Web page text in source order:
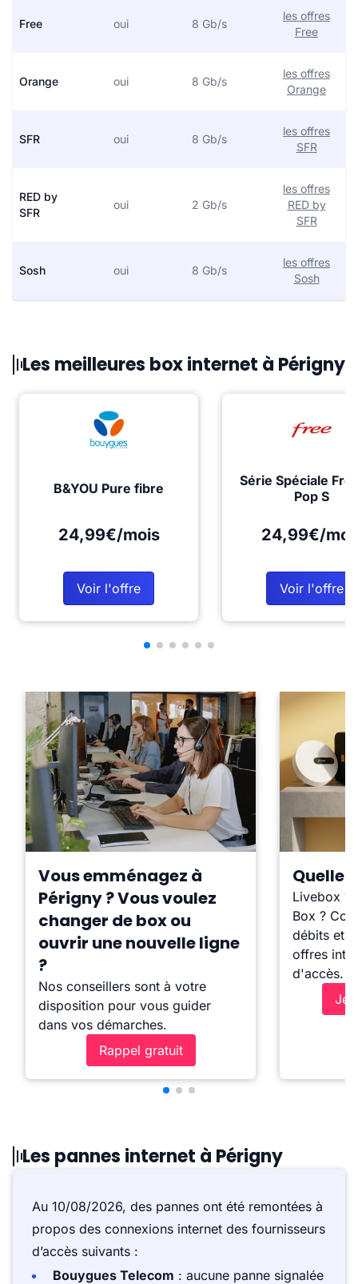
Free oui 8 Gb/s
les offres
Free
Orange oui 8 Gb/s
les offres
Orange
SFR oui 8 Gb/s
les offres
SFR
RED by
SFR
oui 2 Gb/s
les offres
RED by
SFR
Sosh oui 8 Gb/s
les offres
Sosh
Les meilleures box internet à Périgny
B&YOU Pure fibre
24,99€/mois
Voir l'offre
Série Spéciale
Pop S
24,99€/
Voir l'offre
Vous emménagez à
Périgny ? Vous voulez
changer de box ou
ouvrir une nouvelle ligne
?
Nos conseillers sont à votre
disposition pour vous guider
dans vos démarches.
Rappel gratuit
Quelle
Livebox ?
Box ?
débits et
offres
d'accès.
Je
Les pannes internet à Périgny
Au 10/08/2026, des pannes ont été remontées à
propos des connexions internet des fournisseurs
d’accès suivants :
Bouygues Telecom : aucune panne signalée